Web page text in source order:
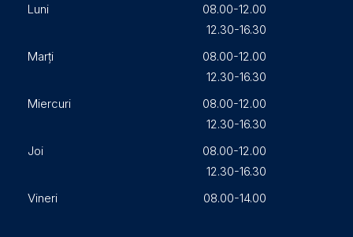
Luni
08.00-12.00
12.30-16.30
Marți
08.00-12.00
12.30-16.30
Miercuri
08.00-12.00
12.30-16.30
Joi
08.00-12.00
12.30-16.30
Vineri
08.00-14.00